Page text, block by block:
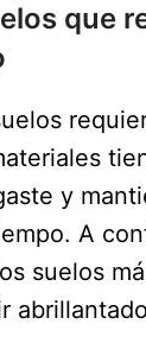
que
y
A
suelos